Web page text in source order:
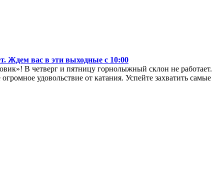
Ждем вас в эти выходные с 10:00
В четверг и пятницу горнолыжный склон не работает.
удовольствие от катания. Успейте захватить самые